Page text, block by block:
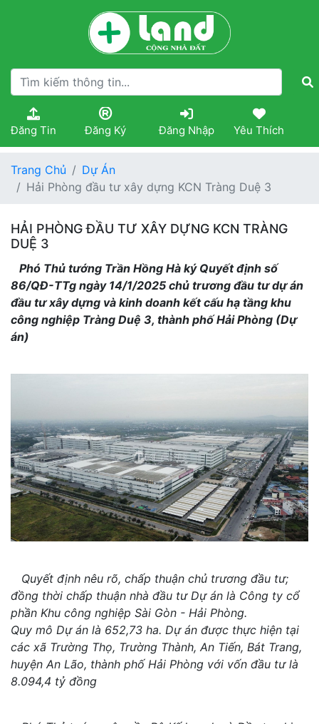
Đăng Tin Đăng Ký Đăng Nhập Yêu Thích
Trang Chủ
Dự Án
Hải Phòng đầu tư xây dựng KCN Tràng Duệ 3
HẢI PHÒNG ĐẦU TƯ XÂY DỰNG KCN TRÀNG
DUỆ 3
Phó Thủ tướng Trần Hồng Hà ký Quyết định số
86/QĐ-TTg ngày 14/1/2025 chủ trương đầu tư dự án
đầu tư xây dựng và kinh doanh kết cấu hạ tầng khu
công nghiệp Tràng Duệ 3, thành phố Hải Phòng (Dự
án)
Quyết định nêu rõ, chấp thuận chủ trương đầu tư;
đồng thời chấp thuận nhà đầu tư Dự án là Công ty cổ
phần Khu công nghiệp Sài Gòn - Hải Phòng.
Quy mô Dự án là 652,73 ha. Dự án được thực hiện tại
các xã Trường Thọ, Trường Thành, An Tiến, Bát Trang,
huyện An Lão, thành phố Hải Phòng với vốn đầu tư là
8.094,4 tỷ đồng